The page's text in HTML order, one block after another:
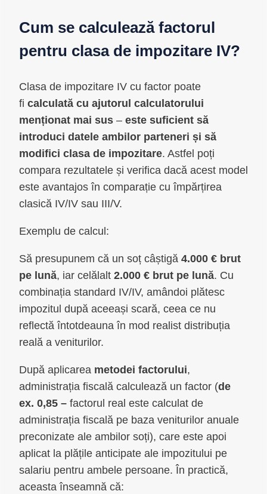
Cum se calculează factorul
pentru clasa de impozitare IV?
Clasa de impozitare IV cu factor poate
fi calculată cu ajutorul calculatorului
menționat mai sus – este suficient să
introduci datele ambilor parteneri și să
modifici clasa de impozitare. Astfel poți
compara rezultatele și verifica dacă acest model
este avantajos în comparație cu împărțirea
clasică IV/IV sau III/V.
Exemplu de calcul:
Să presupunem că un soț câștigă 4.000 € brut
pe lună, iar celălalt 2.000 € brut pe lună. Cu
combinația standard IV/IV, amândoi plătesc
impozitul după aceeași scară, ceea ce nu
reflectă întotdeauna în mod realist distribuția
reală a veniturilor.
După aplicarea metodei factorului,
administrația fiscală calculează un factor (de
ex. 0,85 – factorul real este calculat de
administrația fiscală pe baza veniturilor anuale
preconizate ale ambilor soți), care este apoi
aplicat la plățile anticipate ale impozitului pe
salariu pentru ambele persoane. În practică,
aceasta înseamnă că: